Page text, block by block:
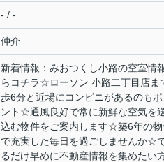
- / -
仲介
新着情報：みおつくし小路の空室情
らコチラ☆ローソン 小路二丁目店ま
歩6分と近場にコンビニがあるのも
ント☆通風良好で常に新鮮な空気を
込む物件をご案内します☆築6年の
で充実した毎日を過ごしませんか☆
るだけ早めに不動産情報を集めたい